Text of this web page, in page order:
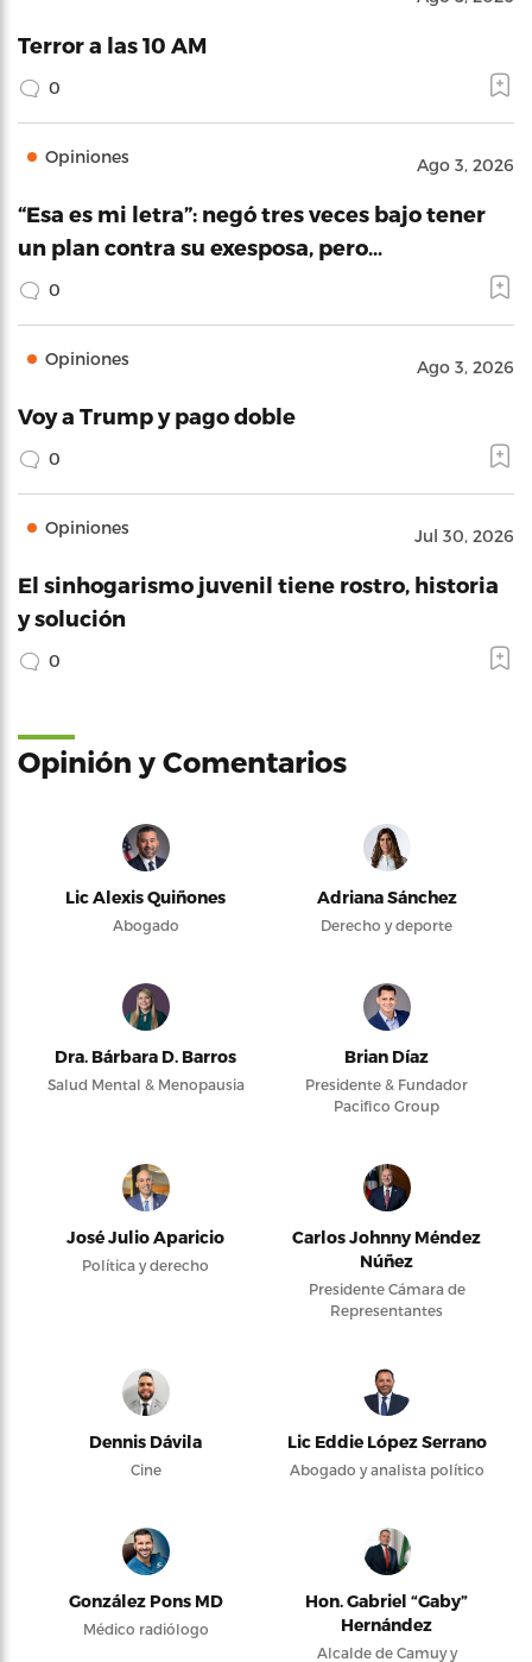
Terror a las 10 AM
0
Opiniones Ago 3, 2026
“Esa es mi letra”: negó tres veces bajo tener
un plan contra su exesposa, pero…
0
Opiniones Ago 3, 2026
Voy a Trump y pago doble
0
Opiniones Jul 30, 2026
El sinhogarismo juvenil tiene rostro, historia
y solución
0
Opinión y Comentarios
Lic Alexis Quiñones
Abogado
Adriana Sánchez
Derecho y deporte
Dra. Bárbara D. Barros
Salud Mental & Menopausia
Brian Díaz
Presidente & Fundador
Pacifico Group
José Julio Aparicio
Política y derecho
Carlos Johnny Méndez
Núñez
Presidente Cámara de
Representantes
Dennis Dávila
Cine
Lic Eddie López Serrano
Abogado y analista político
González Pons MD
Médico radiólogo
Hon. Gabriel “Gaby”
Hernández
Alcalde de Camuy y